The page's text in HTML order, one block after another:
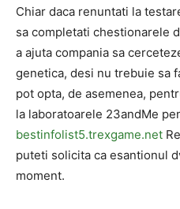
Chiar daca renuntati la
sa completati chestionarele
a ajuta compania sa
genetica, desi nu trebuie sa
pot opta, de asemenea,
la laboratoarele 23andMe
bestinfolist5.trexgame.net
puteti solicita ca esantionul
moment.